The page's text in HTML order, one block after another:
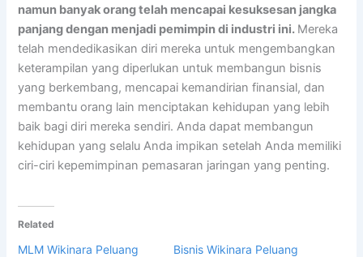
namun banyak orang telah mencapai kesuksesan jangka
panjang dengan menjadi pemimpin di industri ini. Mereka
telah mendedikasikan diri mereka untuk mengembangkan
keterampilan yang diperlukan untuk membangun bisnis
yang berkembang, mencapai kemandirian finansial, dan
membantu orang lain menciptakan kehidupan yang lebih
baik bagi diri mereka sendiri. Anda dapat membangun
kehidupan yang selalu Anda impikan setelah Anda memiliki
ciri-ciri kepemimpinan pemasaran jaringan yang penting.
Related
MLM Wikinara Peluang
Bisnis Wikinara Peluang